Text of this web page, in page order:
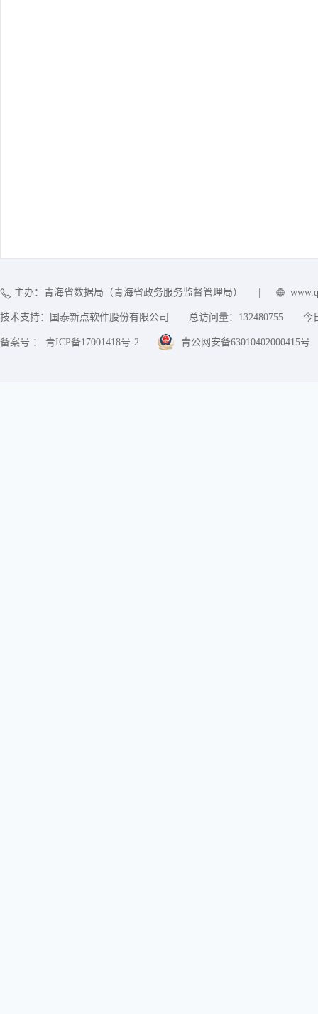
主办：青海省数据局（青海省政务服务监督管理局）
技术支持：国泰新点软件股份有限公司 总访问量： 132480755 今
备案号 ： 青ICP备17001418号-2 青公网安备63010402000415号